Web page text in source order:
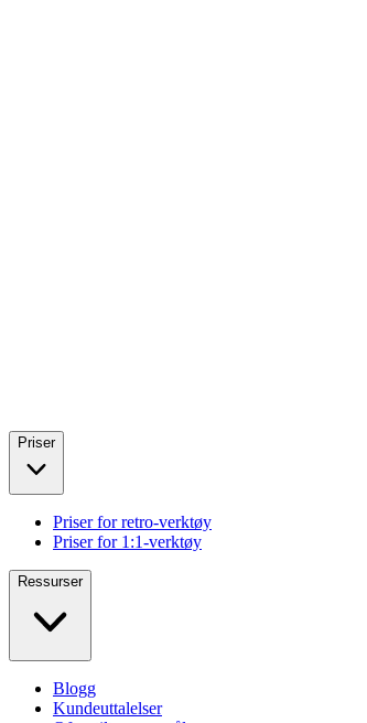
Priser
Priser for retro-verktøy
Priser for 1:1-verktøy
Ressurser
Blogg
Kundeuttalelser